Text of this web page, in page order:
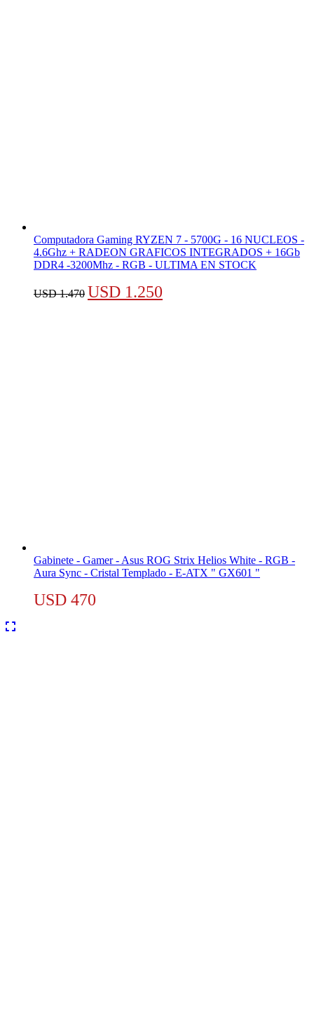
Computadora Gaming RYZEN 7 - 5700G - 16 NUCLEOS -
4.6Ghz + RADEON GRAFICOS INTEGRADOS + 16Gb
DDR4 -3200Mhz - RGB - ULTIMA EN STOCK
USD1.470 El
USD 1.250
Gabinete - Gamer - Asus ROG Strix Helios White - RGB -
Aura Sync - Cristal Templado - E-ATX " GX601 "
USD 470